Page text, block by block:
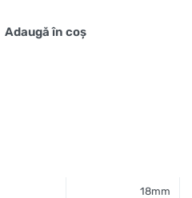
Adaugă în coș
18mm